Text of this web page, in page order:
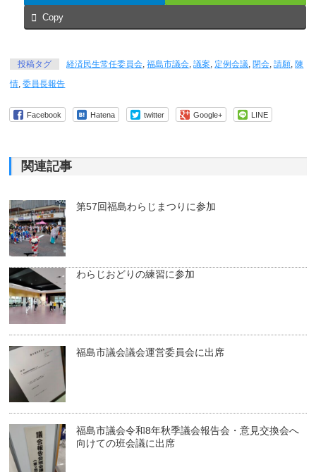
Copy
投稿タグ 経済民生常任委員会,福島市議会,議案, 定例会議, 閉会,請願, 陳
情,委員長報告
Facebook Hatena twitter Google+ LINE
関連記事
第57回福島わらじまつりに参加
わらじおどりの練習に参加
福島市議会議会運営委員会に出席
福島市議会令和8年秋季議会報告会・意見交換会へ
向けての班会議に出席